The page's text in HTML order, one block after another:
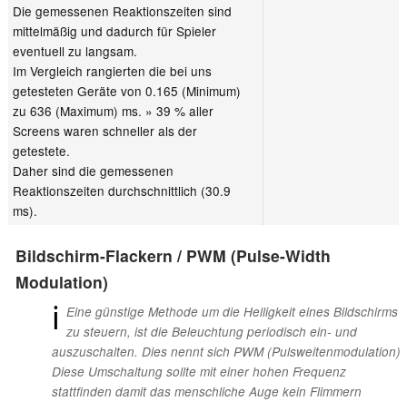
Die gemessenen Reaktionszeiten sind
mittelmäßig und dadurch für Spieler
eventuell zu langsam.
Im Vergleich rangierten die bei uns
getesteten Geräte von 0.165 (Minimum)
zu 636 (Maximum) ms. » 39 % aller
Screens waren schneller als der
getestete.
Daher sind die gemessenen
Reaktionszeiten durchschnittlich (30.9
ms).
Bildschirm-Flackern / PWM (Pulse-Width
Modulation)
ℹ Eine günstige Methode um die Helligkeit eines Bildschirms
zu steuern, ist die Beleuchtung periodisch ein- und
auszuschalten. Dies nennt sich PWM (Pulsweitenmodulation)
Diese Umschaltung sollte mit einer hohen Frequenz
stattfinden damit das menschliche Auge kein Flimmern